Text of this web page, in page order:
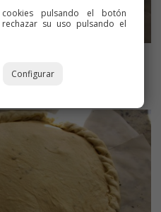
pulsando el botón
su uso pulsando el
Configurar